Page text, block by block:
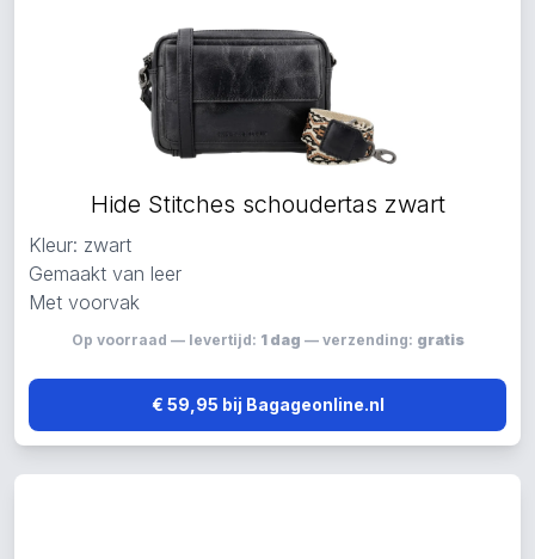
Hide Stitches schoudertas zwart
Kleur: zwart
Gemaakt van leer
Met voorvak
Op voorraad — levertijd: 1 dag — verzending: gratis
€ 59,95 bij Bagageonline.nl